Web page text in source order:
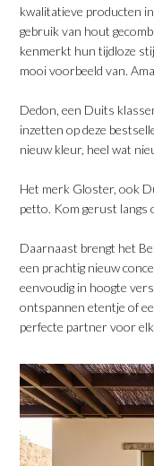
kwalitatieve producten
gebruik van hout
kenmerkt hun tijdloze
mooi voorbeeld van.
Dedon, een Duits
inzetten op deze
nieuw kleur, heel wat
Het merk Gloster, ook
petto. Kom gerust langs
Daarnaast brengt het
een prachtig nieuw
eenvoudig in hoogte
ontspannen etentje of
perfecte partner voor